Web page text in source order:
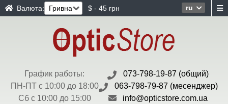
ru
Валюта: $ - 45 грн
График работы:
ПН-ПТ с 10:00 до 18:00
Сб с 10:00 до 15:00
073-798-19-87 (общий)
063-798-79-87 (месенджер)
info@opticstore.com.ua